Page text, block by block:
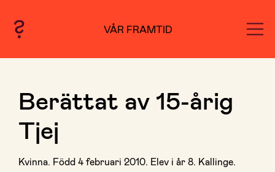
VÅR FRAMTID
Berättat av 15-årig
Tjej
Kvinna. Född 4 februari 2010. Elev i år 8. Kallinge.